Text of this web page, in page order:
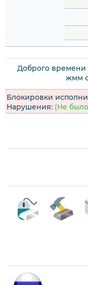
Доброго времени
жмм
Блокировки
Нарушения: (Не